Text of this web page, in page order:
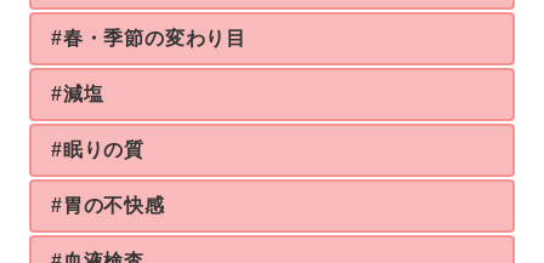
#春・季節の変わり目
#減塩
#眠りの質
#胃の不快感